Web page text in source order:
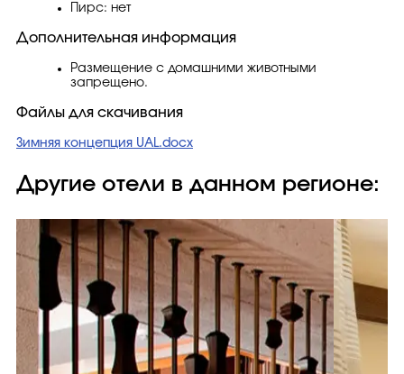
Пирс: нет
Дополнительная информация
Размещение с домашними животными
запрещено.
Файлы для скачивания
Зимняя концепция UAL.docx
Другие отели в данном регионе: